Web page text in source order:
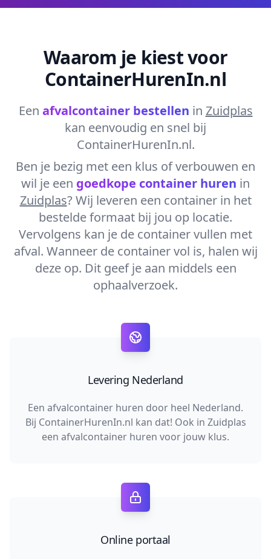
Waarom je kiest voor
ContainerHurenIn.nl
Een afvalcontainer bestellen in Zuidplas
kan eenvoudig en snel bij
ContainerHurenIn.nl.
Ben je bezig met een klus of verbouwen en
wil je een goedkope container huren in
Zuidplas? Wij leveren een container in het
bestelde formaat bij jou op locatie.
Vervolgens kan je de container vullen met
afval. Wanneer de container vol is, halen wij
deze op. Dit geef je aan middels een
ophaalverzoek.
Levering Nederland
Een afvalcontainer huren door heel Nederland.
Bij ContainerHurenIn.nl kan dat! Ook in Zuidplas
een afvalcontainer huren voor jouw klus.
Online portaal